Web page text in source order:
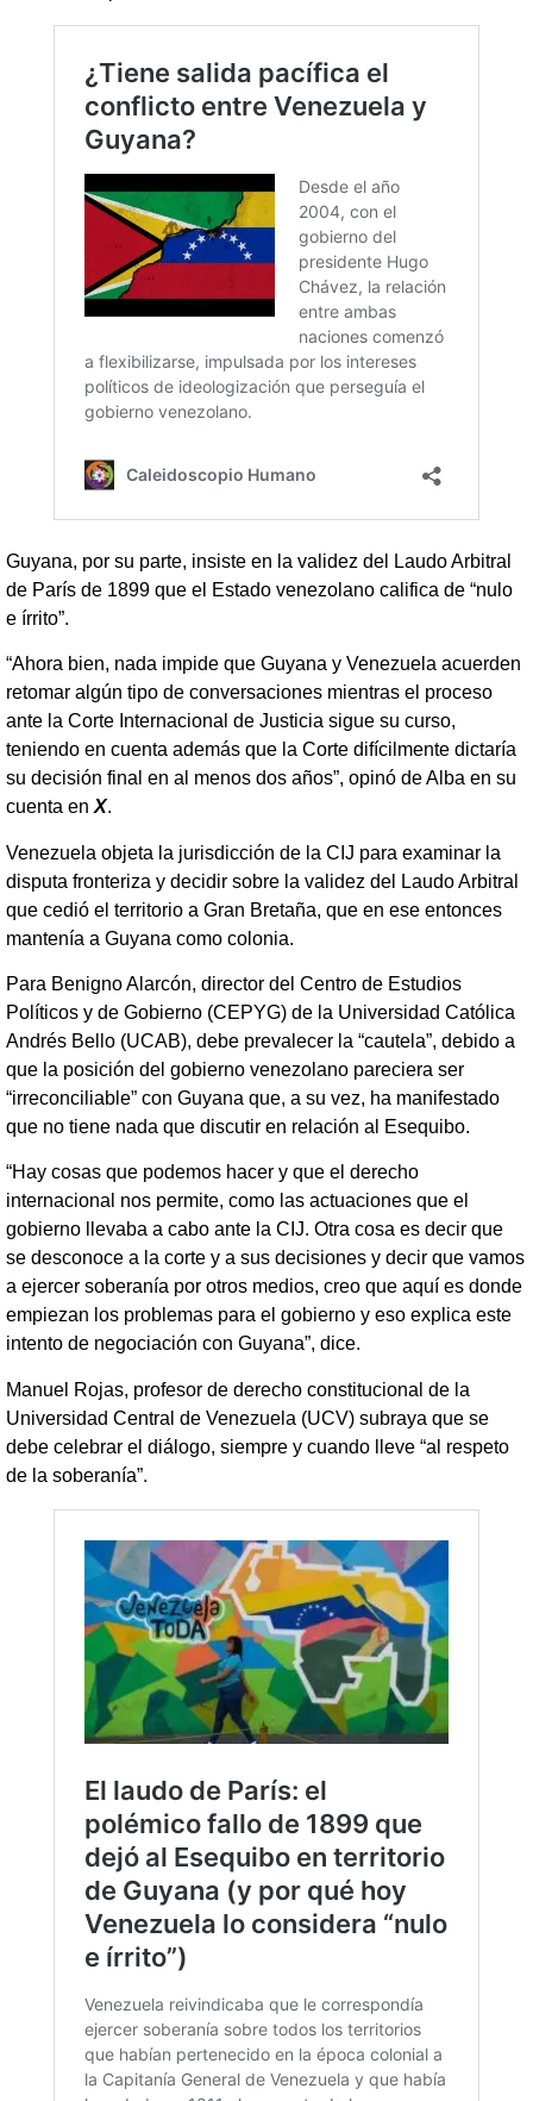
Guyana, por su parte, insiste en la validez del Laudo Arbitral
de París de 1899 que el Estado venezolano califica de “nulo
e írrito”.
“Ahora bien, nada impide que Guyana y Venezuela acuerden
retomar algún tipo de conversaciones mientras el proceso
ante la Corte Internacional de Justicia sigue su curso,
teniendo en cuenta además que la Corte difícilmente dictaría
su decisión final en al menos dos años”, opinó de Alba en su
cuenta en X.
Venezuela objeta la jurisdicción de la CIJ para examinar la
disputa fronteriza y decidir sobre la validez del Laudo Arbitral
que cedió el territorio a Gran Bretaña, que en ese entonces
mantenía a Guyana como colonia.
Para Benigno Alarcón, director del Centro de Estudios
Políticos y de Gobierno (CEPYG) de la Universidad Católica
Andrés Bello (UCAB), debe prevalecer la “cautela”, debido a
que la posición del gobierno venezolano pareciera ser
“irreconciliable” con Guyana que, a su vez, ha manifestado
que no tiene nada que discutir en relación al Esequibo.
“Hay cosas que podemos hacer y que el derecho
internacional nos permite, como las actuaciones que el
gobierno llevaba a cabo ante la CIJ. Otra cosa es decir que
se desconoce a la corte y a sus decisiones y decir que vamos
a ejercer soberanía por otros medios, creo que aquí es donde
empiezan los problemas para el gobierno y eso explica este
intento de negociación con Guyana”, dice.
Manuel Rojas, profesor de derecho constitucional de la
Universidad Central de Venezuela (UCV) subraya que se
debe celebrar el diálogo, siempre y cuando lleve “al respeto
de la soberanía”.